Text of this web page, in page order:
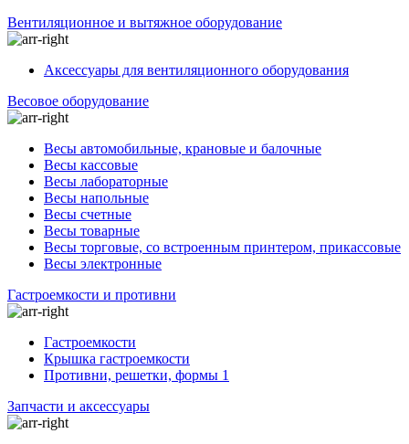
Вентиляционное и вытяжное оборудование
Аксессуары для вентиляционного оборудования
Весовое оборудование
Весы автомобильные, крановые и балочные
Весы кассовые
Весы лабораторные
Весы напольные
Весы счетные
Весы товарные
Весы торговые, со встроенным принтером, прикассовые
Весы электронные
Гастроемкости и противни
Гастроемкости
Крышка гастроемкости
Противни, решетки, формы 1
Запчасти и аксессуары